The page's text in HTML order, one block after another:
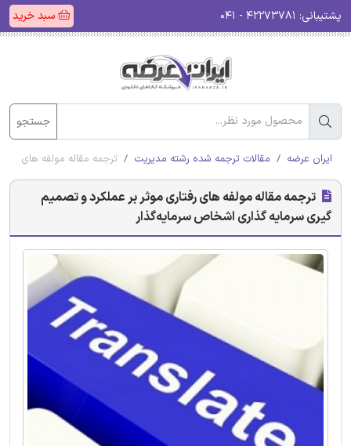
پشتیبانی: سبد خرید
جستجو
ایران عرضه مقالات ترجمه شده رشته مدیریت ترجمه مقاله مولفه های
ترجمه مقاله مولفه های رفتاری موثر بر عملکرد و تصمیم
گیری سرمایه گذاری اشخاص سرمایه‌گذار